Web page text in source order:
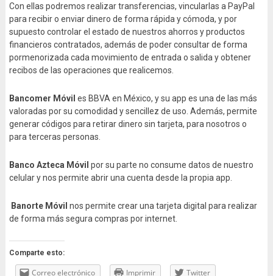
Con ellas podremos realizar transferencias, vincularlas a PayPal
para recibir o enviar dinero de forma rápida y cómoda, y por
supuesto controlar el estado de nuestros ahorros y productos
financieros contratados, además de poder consultar de forma
pormenorizada cada movimiento de entrada o salida y obtener
recibos de las operaciones que realicemos.
Bancomer Móvil es BBVA en México, y su app es una de las más
valoradas por su comodidad y sencillez de uso. Además, permite
generar códigos para retirar dinero sin tarjeta, para nosotros o
para terceras personas.
Banco Azteca Móvil por su parte no consume datos de nuestro
celular y nos permite abrir una cuenta desde la propia app.
Banorte Móvil nos permite crear una tarjeta digital para realizar
de forma más segura compras por internet.
Comparte esto:
Correo electrónico Imprimir Twitter